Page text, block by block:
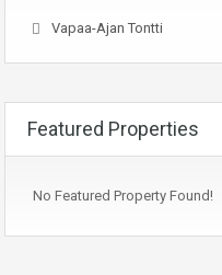
Vapaa-Ajan Tontti
Featured Properties
No Featured Property Found!